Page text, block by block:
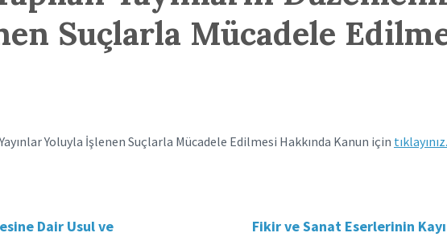
Suçlarla Mücadele
Yoluyla İşlenen Suçlarla Mücadele Edilmesi Hakkında Kanun için tıklayınız.
Dair Usul ve
Fikir ve Sanat Eserlerinin